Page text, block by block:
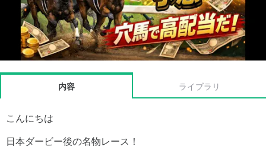
内容 ライブラリ
こんにちは
日本ダービー後の名物レース！